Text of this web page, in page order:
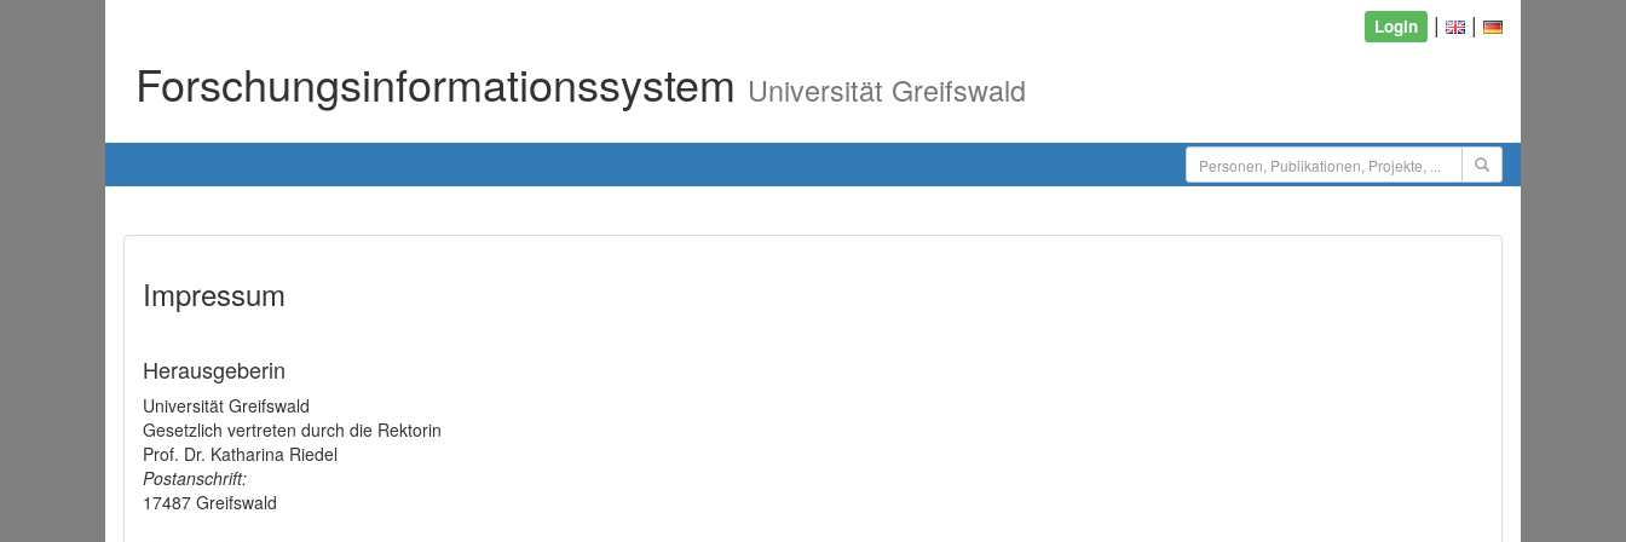
Login | |
Forschungsinformationssystem Universität Greifswald
Impressum
Herausgeberin
Universität Greifswald
Gesetzlich vertreten durch die Rektorin
Prof. Dr. Katharina Riedel
Postanschrift:
17487 Greifswald